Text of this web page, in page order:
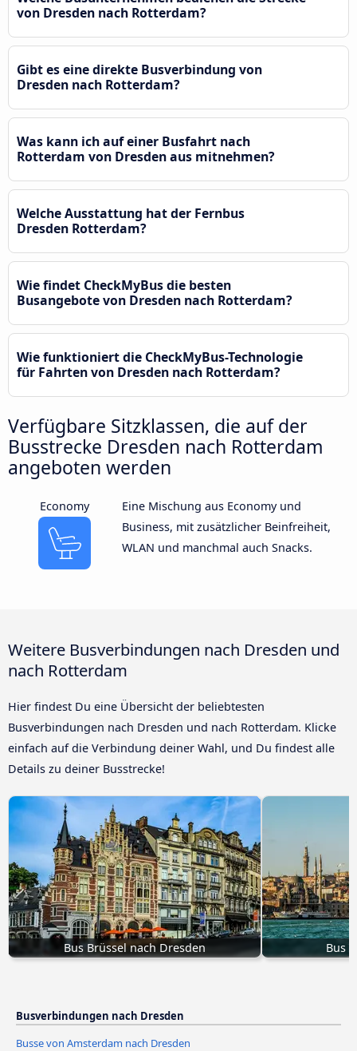
von Dresden nach Rotterdam?
Gibt es eine direkte Busverbindung von
Dresden nach Rotterdam?
Was kann ich auf einer Busfahrt nach
Rotterdam von Dresden aus mitnehmen?
Welche Ausstattung hat der Fernbus
Dresden Rotterdam?
Wie findet CheckMyBus die besten
Busangebote von Dresden nach Rotterdam?
Wie funktioniert die CheckMyBus-Technologie
für Fahrten von Dresden nach Rotterdam?
Verfügbare Sitzklassen, die auf der
Busstrecke Dresden nach Rotterdam
angeboten werden
Economy
Eine Mischung aus Economy und
Business, mit zusätzlicher Beinfreiheit,
WLAN und manchmal auch Snacks.
Weitere Busverbindungen nach Dresden und
nach Rotterdam
Hier findest Du eine Übersicht der beliebtesten
Busverbindungen nach Dresden und nach Rotterdam. Klicke
einfach auf die Verbindung deiner Wahl, und Du findest alle
Details zu deiner Busstrecke!
Bus Brüssel nach Dresden Bus
Busverbindungen nach Dresden
Busse von Amsterdam nach Dresden